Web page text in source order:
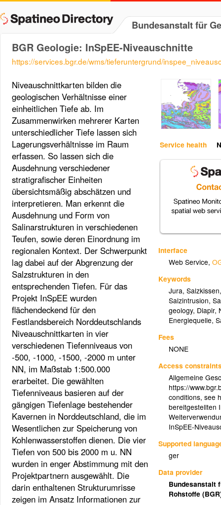
Bundesanstalt für
BGR Geologie: InSpEE-Niveauschnitte
https://services.bgr.de/wms/tieferuntergrund/
Service health
Interface
Web Service,
Keywords
Jura,Salzkissen
Salzintrusion,
geology, Diapir,
Energiequelle,
Fees
NONE
Access
Allgemeine
https://
conditions, see
bereitgestellten
InSpEE-
Supported
ger
Data provider
Bundesanstalt
Rohstoffe
Niveauschnittkarten bilden die
geologischen Verhältnisse einer
einheitlichen Tiefe ab. Im
Zusammenwirken mehrerer Karten
unterschiedlicher Tiefe lassen sich
Lagerungsverhältnisse im Raum
erfassen. So lassen sich die
Ausdehnung verschiedener
stratigrafischer Einheiten
übersichtsmäßig abschätzen und
interpretieren. Man erkennt die
Ausdehnung und Form von
Salinarstrukturen in verschiedenen
Teufen, sowie deren Einordnung im
regionalen Kontext. Der Schwerpunkt
lag dabei auf der Abgrenzung der
Salzstrukturen in den
entsprechenden Tiefen. Für das
Projekt InSpEE wurden
flächendeckend für den
Festlandsbereich Norddeutschlands
Niveauschnittkarten in vier
verschiedenen Tiefenniveaus von
-500, -1000, -1500, -2000 m unter
NN, im Maßstab 1:500.000
erarbeitet. Die gewählten
Tiefenniveaus basieren auf der
gängigen Tiefenlage bestehender
Kavernen in Norddeutschland, die im
Wesentlichen zur Speicherung von
Kohlenwasserstoffen dienen. Die vier
Tiefen von 500 bis 2000 m u. NN
wurden in enger Abstimmung mit den
Projektpartnern ausgewählt. Die
darin enthaltenen Strukturumrisse
zeigen im Ansatz Informationen zur